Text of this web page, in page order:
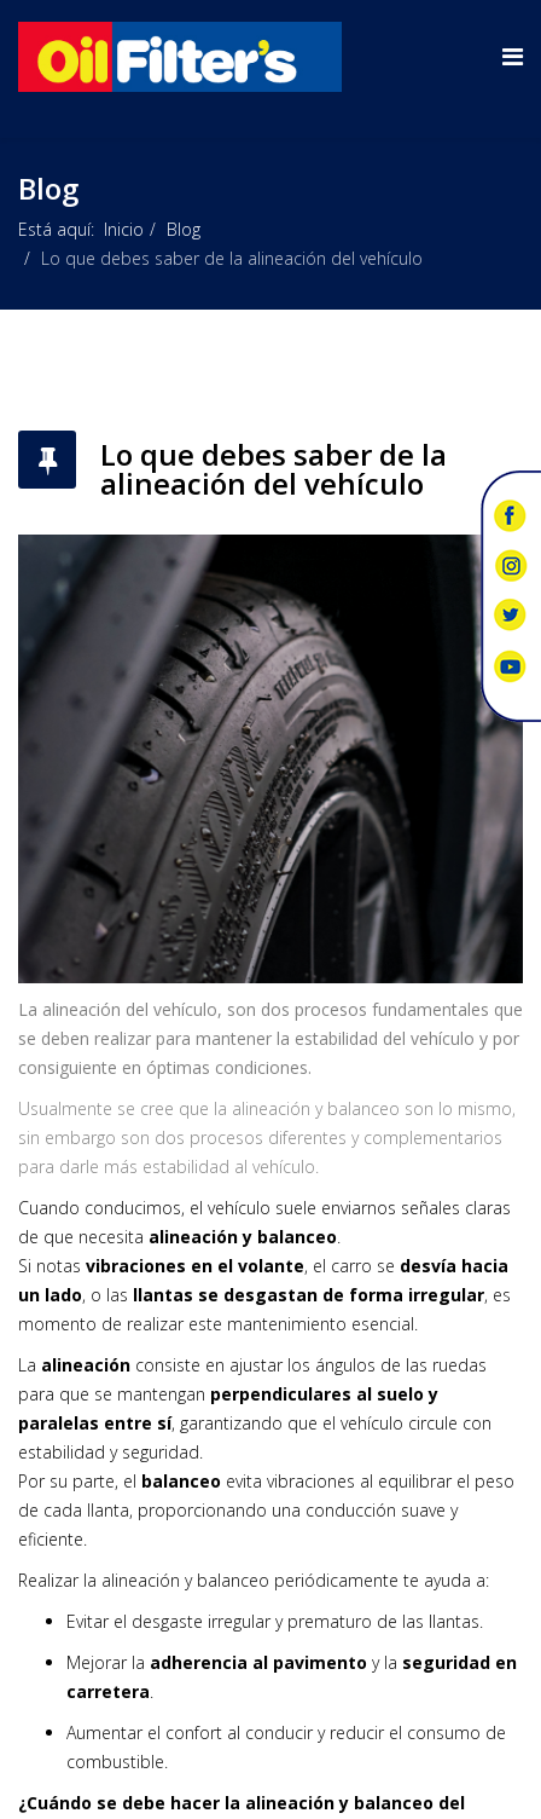
Blog
Está aquí: Inicio
Blog
Lo que debes saber de la alineación del vehículo
Lo que debes saber de la
alineación del vehículo
La alineación del vehículo, son dos procesos fundamentales que
se deben realizar para mantener la estabilidad del vehículo y por
consiguiente en óptimas condiciones.
Usualmente se cree que la alineación y balanceo son lo mismo,
sin embargo son dos procesos diferentes y complementarios
para darle más estabilidad al vehículo.
Cuando conducimos, el vehículo suele enviarnos señales claras
de que necesita alineación y balanceo.
Si notas vibraciones en el volante, el carro se desvía hacia
un lado, o las llantas se desgastan de forma irregular, es
momento de realizar este mantenimiento esencial.
La alineación consiste en ajustar los ángulos de las ruedas
para que se mantengan perpendiculares al suelo y
paralelas entre sí, garantizando que el vehículo circule con
estabilidad y seguridad.
Por su parte, el balanceo evita vibraciones al equilibrar el peso
de cada llanta, proporcionando una conducción suave y
eficiente.
Realizar la alineación y balanceo periódicamente te ayuda a:
Evitar el desgaste irregular y prematuro de las llantas.
Mejorar la adherencia al pavimento y la seguridad en
carretera.
Aumentar el confort al conducir y reducir el consumo de
combustible.
¿Cuándo se debe hacer la alineación y balanceo del